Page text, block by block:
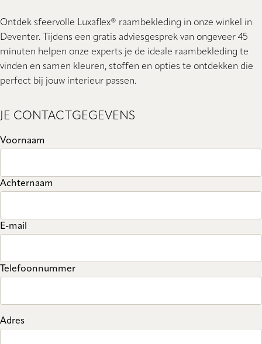
Ontdek sfeervolle Luxaflex® raambekleding in onze winkel in
Deventer. Tijdens een gratis adviesgesprek van ongeveer 45
minuten helpen onze experts je de ideale raambekleding te
vinden en samen kleuren, stoffen en opties te ontdekken die
perfect bij jouw interieur passen.
JE CONTACTGEGEVENS
Voornaam
Achternaam
E-mail
Telefoonnummer
Adres